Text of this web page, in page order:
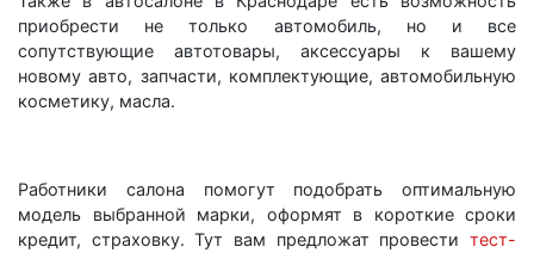
приобрести не только автомобиль, но и все
сопутствующие автотовары, аксессуары к вашему
новому авто, запчасти, комплектующие, автомобильную
косметику, масла.
Работники салона помогут подобрать оптимальную
модель выбранной марки, оформят в короткие сроки
кредит, страховку. Тут вам предложат провести тест-